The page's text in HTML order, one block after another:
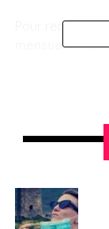
Pour recevoir
mensuels
le 20 du
notamment
La liste
sur lesite du